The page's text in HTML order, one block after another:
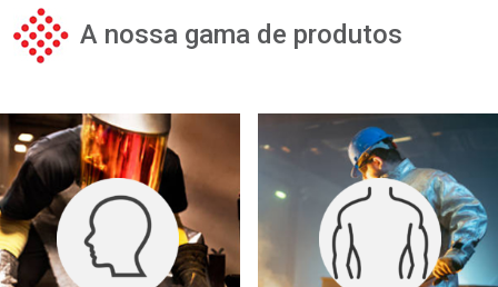
A nossa gama de produtos